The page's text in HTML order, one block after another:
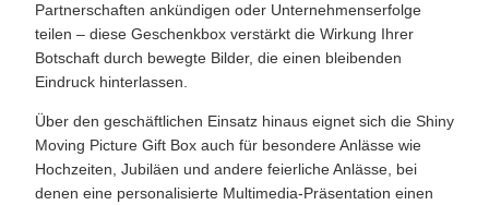
Partnerschaften ankündigen oder Unternehmenserfolge
teilen – diese Geschenkbox verstärkt die Wirkung Ihrer
Botschaft durch bewegte Bilder, die einen bleibenden
Eindruck hinterlassen.
Über den geschäftlichen Einsatz hinaus eignet sich die Shiny
Moving Picture Gift Box auch für besondere Anlässe wie
Hochzeiten, Jubiläen und andere feierliche Anlässe, bei
denen eine personalisierte Multimedia-Präsentation einen